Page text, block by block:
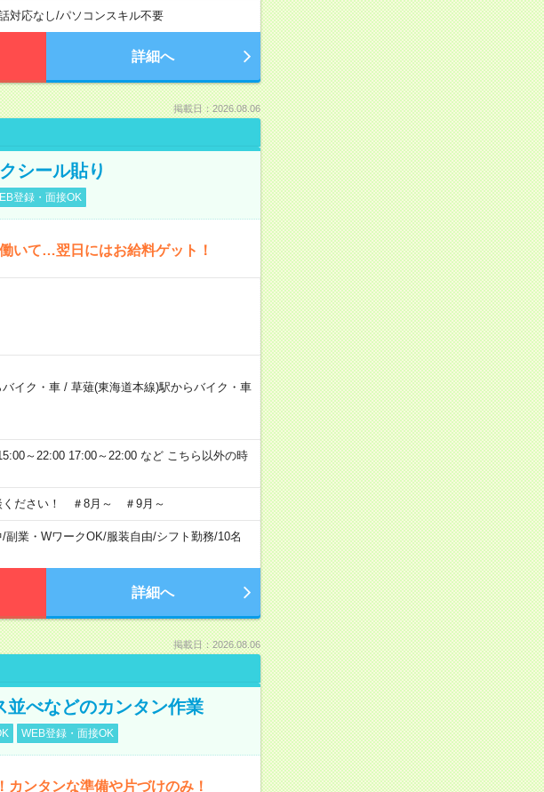
対応なし/パソコンスキル不要
詳細へ
掲載日：2026.08.06
シール貼り
登録・面接OK
いて…翌日にはお給料ゲット！
イク・車/ 草薙(東海道本線)駅からバイク・車
～22:00 17:00～22:00 など こちら以外の時
ください！ ＃8月～ ＃9月～
/副業・WワークOK/服装自由/シフト勤務/10名
詳細へ
掲載日：2026.08.06
並べなどのカンタン作業
WEB登録・面接OK
カンタンな準備や片づけのみ！